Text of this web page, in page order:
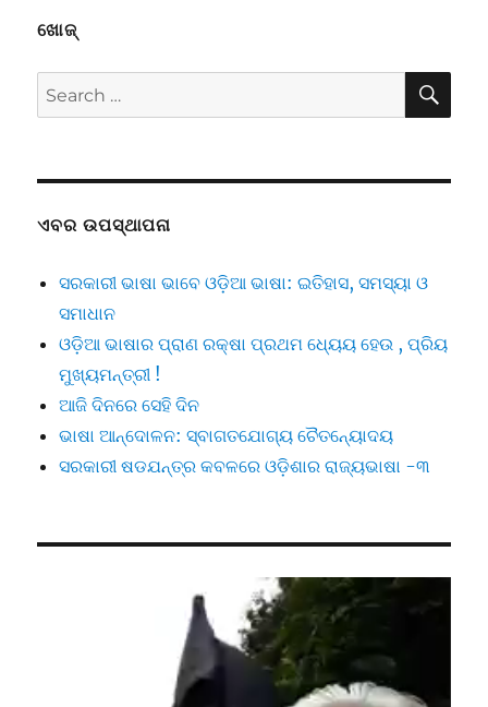
ଖୋଜ୍
Search
for:
ଏବର ଉପସ୍ଥାପନା
ସରକାରୀ ଭାଷା ଭାବେ ଓଡ଼ିଆ ଭାଷା: ଇତିହାସ, ସମସ୍ୟା ଓ
ସମାଧାନ
ଓଡ଼ିଆ ଭାଷାର ପ୍ରାଣ ରକ୍ଷା ପ୍ରଥମ ଧ୍ୟେୟ ହେଉ , ପ୍ରିୟ
ମୁଖ୍ୟମନ୍ତ୍ରୀ !
ଆଜି ଦିନରେ ସେହି ଦିନ
ଭାଷା ଆନ୍ଦୋଳନ: ସ୍ବାଗତଯୋଗ୍ୟ ଚୈତନ୍ୟୋଦୟ
ସରକାରୀ ଷଡଯନ୍ତ୍ର କବଳରେ ଓଡ଼ିଶାର ରାଜ୍ୟଭାଷା -୩